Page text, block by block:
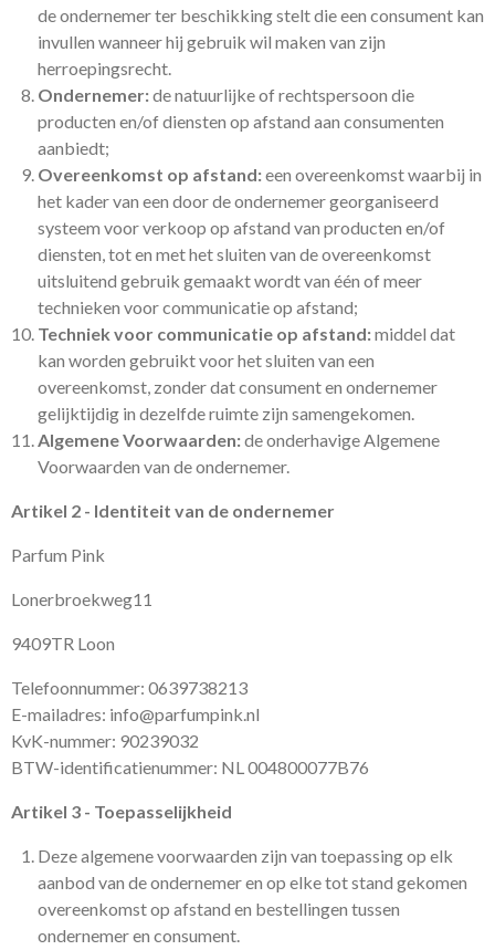
de ondernemer ter beschikking stelt die een consument kan
invullen wanneer hij gebruik wil maken van zijn
herroepingsrecht.
Ondernemer:de natuurlijke of rechtspersoon die
producten en/of diensten op afstand aan consumenten
aanbiedt;
Overeenkomst op afstand:een overeenkomst waarbij in
het kader van een door de ondernemer georganiseerd
systeem voor verkoop op afstand van producten en/of
diensten, tot en met het sluiten van de overeenkomst
uitsluitend gebruik gemaakt wordt van één of meer
technieken voor communicatie op afstand;
Techniek voor communicatie op afstand:middel dat
kan worden gebruikt voor het sluiten van een
overeenkomst, zonder dat consument en ondernemer
gelijktijdig in dezelfde ruimte zijn samengekomen.
Algemene Voorwaarden:de onderhavige Algemene
Voorwaarden van de ondernemer.
Artikel 2 - Identiteit van de ondernemer
Parfum Pink
Lonerbroekweg11
9409TR Loon
Telefoonnummer: 0639738213
E-mailadres: info@parfumpink.nl
KvK-nummer: 90239032
BTW-identificatienummer: NL 004800077B76
Artikel 3 - Toepasselijkheid
Deze algemene voorwaarden zijn van toepassing op elk
aanbod van de ondernemer en op elke tot stand gekomen
overeenkomst op afstand en bestellingen tussen
ondernemer en consument.